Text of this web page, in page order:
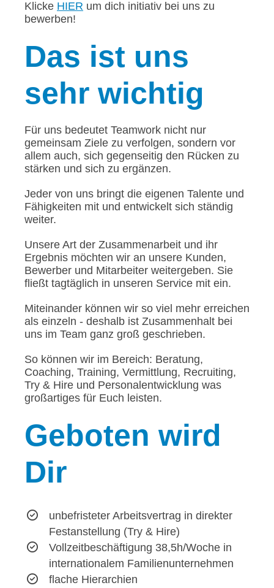
Klicke HIER um dich initiativ bei uns zu
bewerben!
Das ist uns
sehr wichtig
Für uns bedeutet Teamwork nicht nur
gemeinsam Ziele zu verfolgen, sondern vor
allem auch, sich gegenseitig den Rücken zu
stärken und sich zu ergänzen.
Jeder von uns bringt die eigenen Talente und
Fähigkeiten mit und entwickelt sich ständig
weiter.
Unsere Art der Zusammenarbeit und ihr
Ergebnis möchten wir an unsere Kunden,
Bewerber und Mitarbeiter weitergeben. Sie
fließt tagtäglich in unseren Service mit ein.
Miteinander können wir so viel mehr erreichen
als einzeln - deshalb ist Zusammenhalt bei
uns im Team ganz groß geschrieben.
So können wir im Bereich: Beratung,
Coaching, Training, Vermittlung, Recruiting,
Try & Hire und Personalentwicklung was
großartiges für Euch leisten.
Geboten wird
Dir
unbefristeter Arbeitsvertrag in direkter
Festanstellung (Try & Hire)
Vollzeitbeschäftigung 38,5h/Woche in
internationalem Familienunternehmen
flache Hierarchien